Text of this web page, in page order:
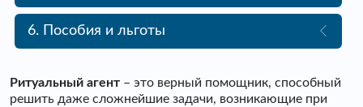
6. Пособия и льготы
Ритуальный агент – это верный помощник, способный
решить даже сложнейшие задачи, возникающие при